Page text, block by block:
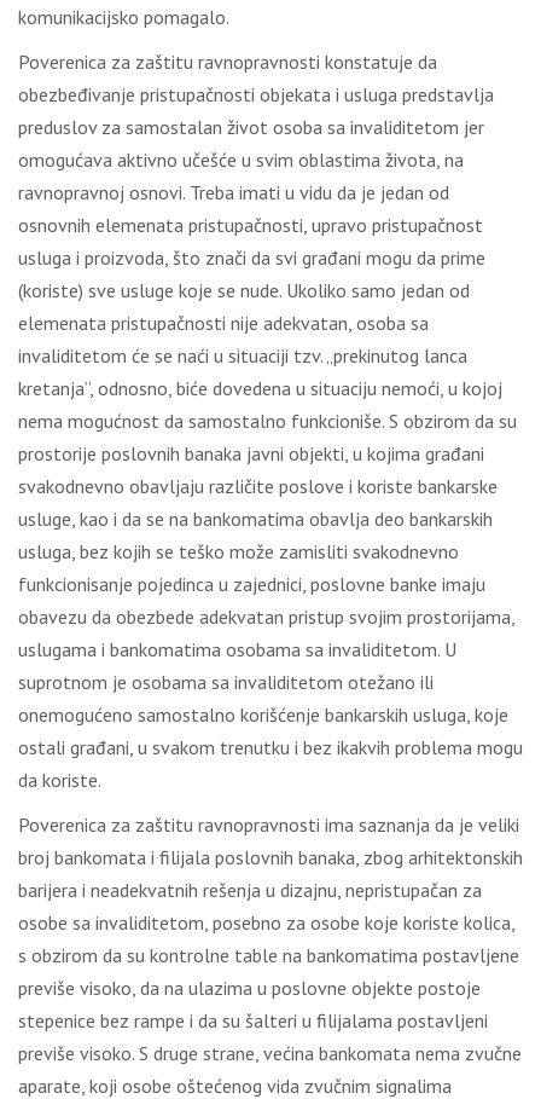
komunikacijsko pomagalo.
Poverenica za zaštitu ravnopravnosti konstatuje da
obezbeđivanje pristupačnosti objekata i usluga predstavlja
preduslov za samostalan život osoba sa invaliditetom jer
omogućava aktivno učešće u svim oblastima života, na
ravnopravnoj osnovi. Treba imati u vidu da je jedan od
osnovnih elemenata pristupačnosti, upravo pristupačnost
usluga i proizvoda, što znači da svi građani mogu da prime
(koriste) sve usluge koje se nude. Ukoliko samo jedan od
elemenata pristupačnosti nije adekvatan, osoba sa
invaliditetom će se naći u situaciji tzv. „prekinutog lanca
kretanja”, odnosno, biće dovedena u situaciju nemoći, u kojoj
nema mogućnost da samostalno funkcioniše. S obzirom da su
prostorije poslovnih banaka javni objekti, u kojima građani
svakodnevno obavljaju različite poslove i koriste bankarske
usluge, kao i da se na bankomatima obavlja deo bankarskih
usluga, bez kojih se teško može zamisliti svakodnevno
funkcionisanje pojedinca u zajednici, poslovne banke imaju
obavezu da obezbede adekvatan pristup svojim prostorijama,
uslugama i bankomatima osobama sa invaliditetom. U
suprotnom je osobama sa invaliditetom otežano ili
onemogućeno samostalno korišćenje bankarskih usluga, koje
ostali građani, u svakom trenutku i bez ikakvih problema mogu
da koriste.
Poverenica za zaštitu ravnopravnosti ima saznanja da je veliki
broj bankomata i filijala poslovnih banaka, zbog arhitektonskih
barijera i neadekvatnih rešenja u dizajnu, nepristupačan za
osobe sa invaliditetom, posebno za osobe koje koriste kolica,
s obzirom da su kontrolne table na bankomatima postavljene
previše visoko, da na ulazima u poslovne objekte postoje
stepenice bez rampe i da su šalteri u filijalama postavljeni
previše visoko. S druge strane, većina bankomata nema zvučne
aparate, koji osobe oštećenog vida zvučnim signalima